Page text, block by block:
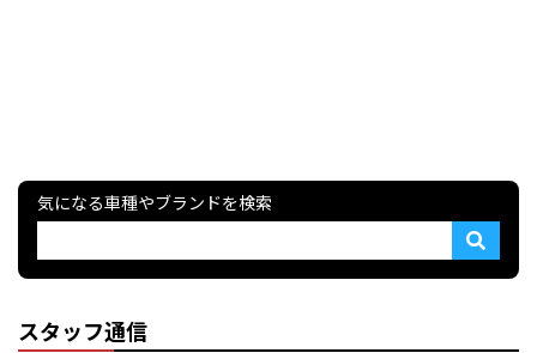
気になる車種やブランドを検索
スタッフ通信